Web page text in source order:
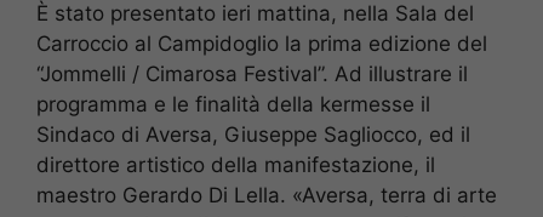
È stato presentato ieri mattina, nella Sala del
Carroccio al Campidoglio la prima edizione del
“Jommelli / Cimarosa Festival”. Ad illustrare il
programma e le finalità della kermesse il
Sindaco di Aversa, Giuseppe Sagliocco, ed il
direttore artistico della manifestazione, il
maestro Gerardo Di Lella. «Aversa, terra di arte